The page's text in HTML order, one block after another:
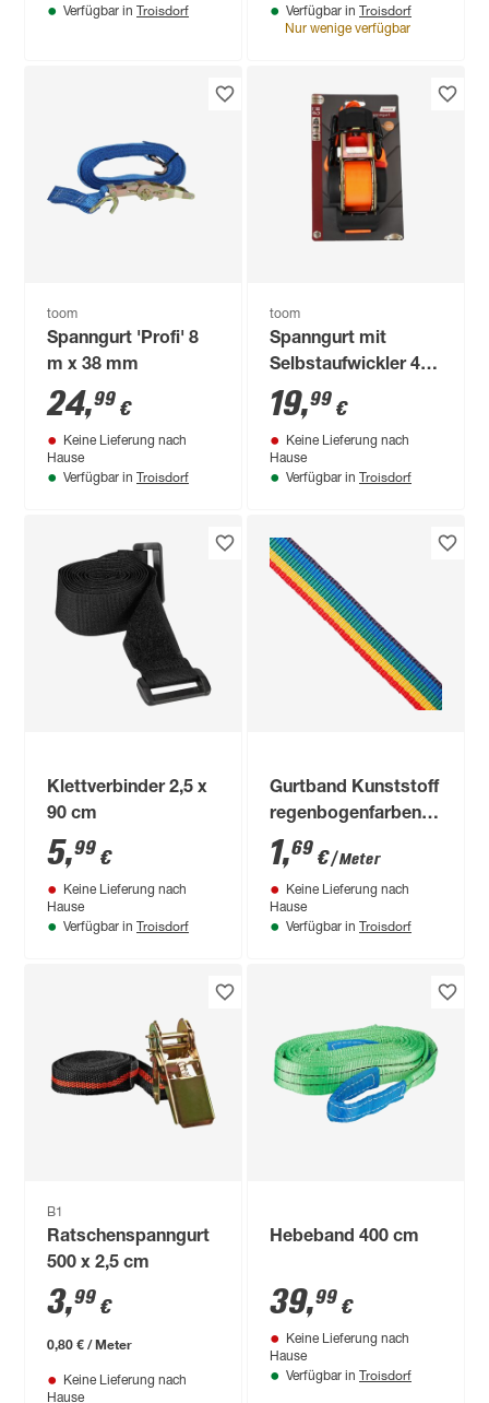
Verfügbar in Troisdorf
Verfügbar in Troisdorf
Nur wenige verfügbar
toom
Spanngurt 'Profi' 8
m x 38 mm
24,99 €
Keine Lieferung nach
Hause
Verfügbar in Troisdorf
toom
Spanngurt mit
Selbstaufwickler 4 m
x 38 mm
19,99 €
Keine Lieferung nach
Hause
Verfügbar in Troisdorf
Klettverbinder 2,5 x
90 cm
5,99 €
Keine Lieferung nach
Hause
Verfügbar in Troisdorf
Gurtband Kunststoff
regenbogenfarben
Meterware 25 mm
1,69 €/ Meter
Keine Lieferung nach
Hause
Verfügbar in Troisdorf
B1
Ratschenspanngurt
500 x 2,5 cm
3,99 €
0,80 € / Meter
Keine Lieferung nach
Hause
Hebeband 400 cm
39,99 €
Keine Lieferung nach
Hause
Verfügbar in Troisdorf